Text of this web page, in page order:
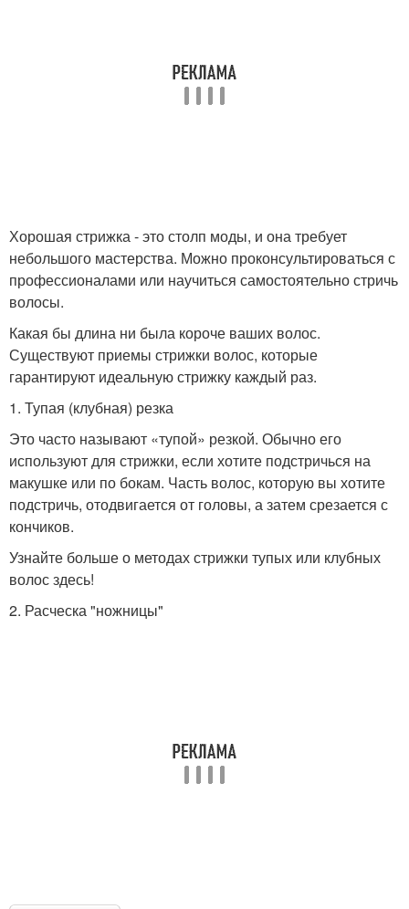
Хорошая стрижка - это столп моды, и она требует
небольшого мастерства. Можно проконсультироваться с
профессионалами или научиться самостоятельно стричь
волосы.
Какая бы длина ни была короче ваших волос.
Существуют приемы стрижки волос, которые
гарантируют идеальную стрижку каждый раз.
1. Тупая (клубная) резка
Это часто называют «тупой» резкой. Обычно его
используют для стрижки, если хотите подстричься на
макушке или по бокам. Часть волос, которую вы хотите
подстричь, отодвигается от головы, а затем срезается с
кончиков.
Узнайте больше о методах стрижки тупых или клубных
волос здесь!
2. Расческа "ножницы"